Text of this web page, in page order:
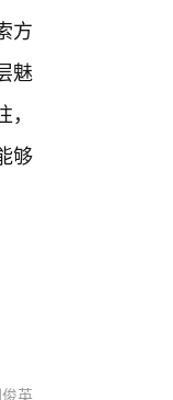
方
魅
够
英